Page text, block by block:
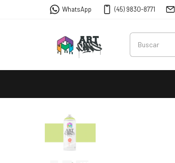
WhatsApp (45) 9830-8771